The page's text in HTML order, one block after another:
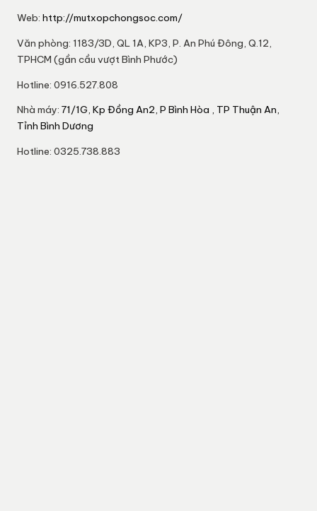
Web: http://mutxopchongsoc.com/
Văn phòng: 1183/3D, QL 1A, KP3, P. An Phú Đông, Q.12,
TPHCM (gần cầu vượt Bình Phước)
Hotline: 0916.527.808
Nhà máy: 71/1G, Kp Đồng An2, P Bình Hòa , TP Thuận An,
Tỉnh Bình Dương
Hotline: 0325.738.883